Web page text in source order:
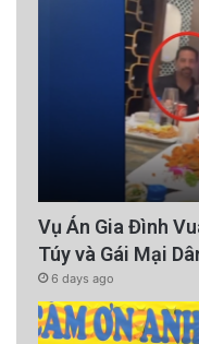
Vụ Án Gia Đình
Túy và Gái Mại
6 days ago